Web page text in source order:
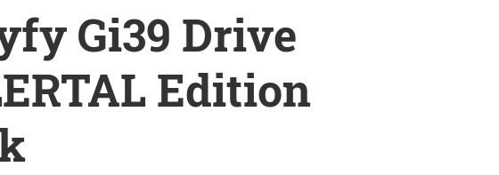
Gi39 Drive
Edition